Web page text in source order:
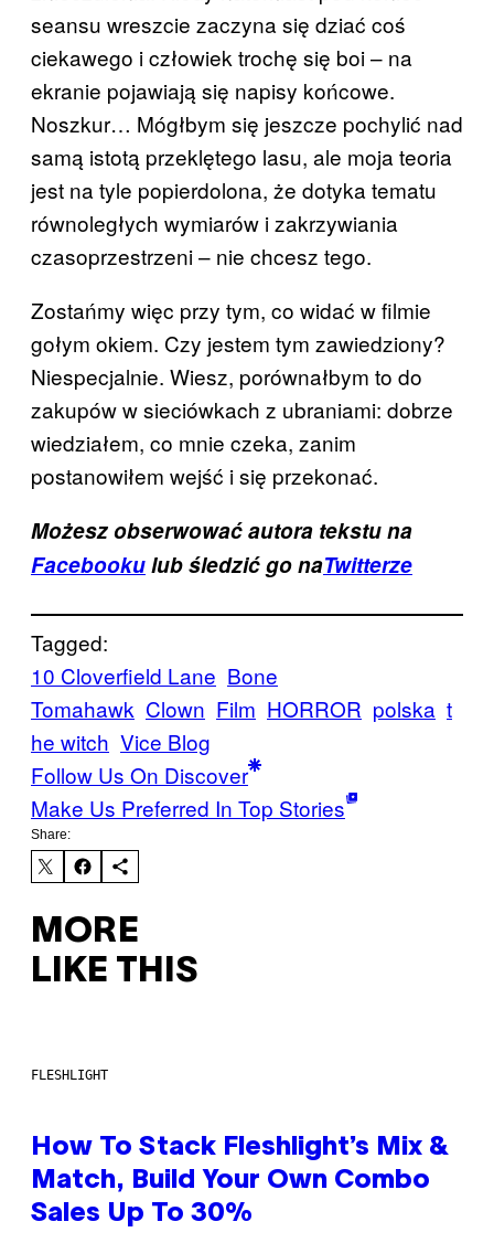
seansu wreszcie zaczyna się dziać coś
ciekawego i człowiek trochę się boi – na
ekranie pojawiają się napisy końcowe.
Noszkur… Mógłbym się jeszcze pochylić nad
samą istotą przeklętego lasu, ale moja teoria
jest na tyle popierdolona, że dotyka tematu
równoległych wymiarów i zakrzywiania
czasoprzestrzeni – nie chcesz tego.
Zostańmy więc przy tym, co widać w filmie
gołym okiem. Czy jestem tym zawiedziony?
Niespecjalnie. Wiesz, porównałbym to do
zakupów w sieciówkach z ubraniami: dobrze
wiedziałem, co mnie czeka, zanim
postanowiłem wejść i się przekonać.
Możesz obserwować autora tekstu na
Facebookulub śledzić go naTwitterze
Tagged:
10 Cloverfield Lane Bone
Tomahawk Clown Film HORROR polska t
he witch Vice Blog
Follow Us On Discover
Make Us Preferred In Top Stories
Share:
MORE
LIKE THIS
FLESHLIGHT
How To Stack Fleshlight’s Mix &
Match, Build Your Own Combo
Sales Up To 30%